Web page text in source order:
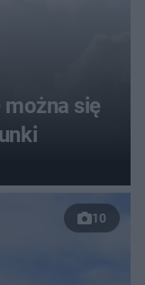
można się
10